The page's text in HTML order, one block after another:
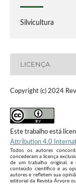
Silvicultura
LICENÇA
Copyright (c) 2024
Este trabalho está
Attribution 4.0
Todos os autores
concederam a licença
de um trabalho original, e
conteúdo científico e as
autores e refletem sua
editorial da Revista Árvore